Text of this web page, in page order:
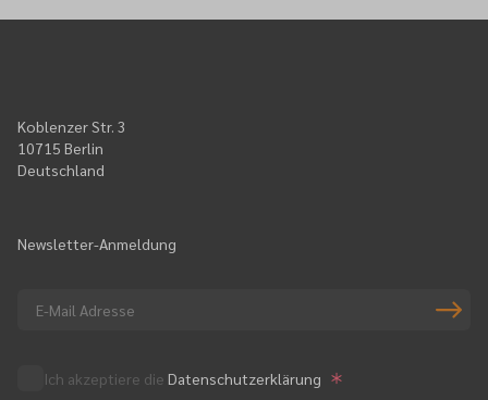
Koblenzer Str. 3
10715 Berlin
Deutschland
Newsletter-Anmeldung
Ich akzeptiere die Datenschutzerklärung